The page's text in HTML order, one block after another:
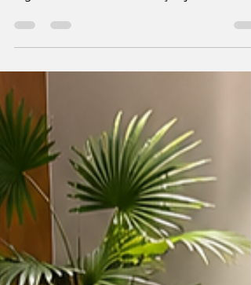
Público Federal (ASMPF) informa que
Pessoal Nominalmente Identificada),
iniciativa, a ASMPF firmou parceria com os
renomados escritórios Demóstenes Torres
Advogados, Virgínia Afonso Advocacia e
HAA Advogados Associados, responsáveis
pelo desenvolvimento de uma tese jurídica
inovadora voltada à recuperação das perdas
ac